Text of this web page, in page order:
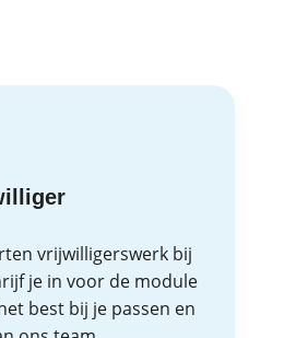
vrijwilligerswerk bij
je in voor de module
best bij je passen en